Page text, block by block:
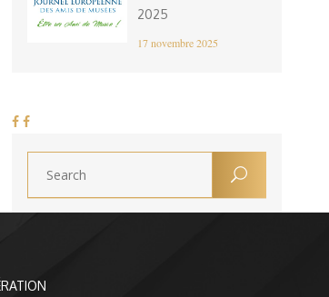
2025
17 novembre 2025